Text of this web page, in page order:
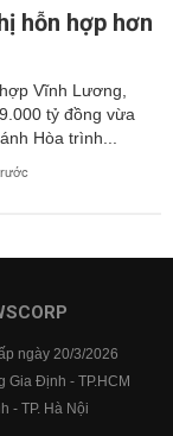
hỗn hợp hơn
Vĩnh Lương,
tỷ đồng vừa
Hòa trình...
ngày 20/3/2026
Gia Định - TP.HCM
- TP. Hà Nội